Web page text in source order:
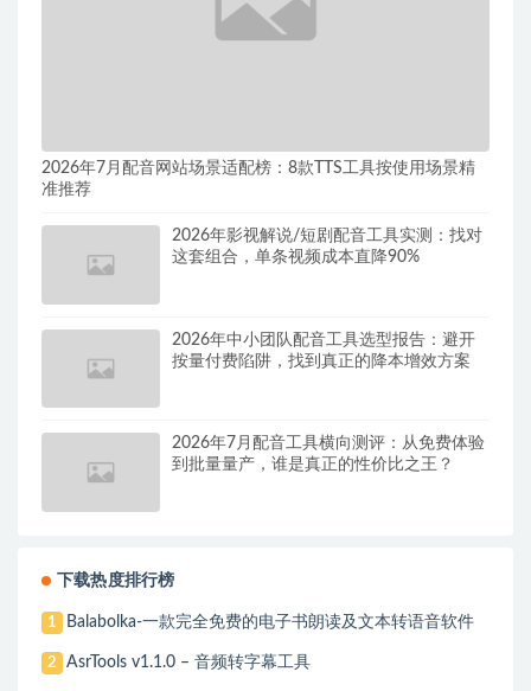
2026年7月配音网站场景适配榜：8款TTS工具按使用场景精
准推荐
2026年影视解说/短剧配音工具实测：找对
这套组合，单条视频成本直降90%
2026年中小团队配音工具选型报告：避开
按量付费陷阱，找到真正的降本增效方案
2026年7月配音工具横向测评：从免费体验
到批量量产，谁是真正的性价比之王？
下载热度排行榜
1 Balabolka-一款完全免费的电子书朗读及文本转语音软件
2 AsrTools v1.1.0 – 音频转字幕工具